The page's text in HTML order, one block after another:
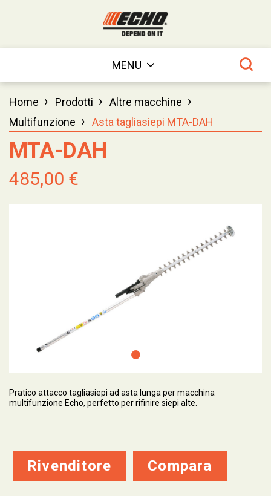
MENU
Home › Prodotti › Altre macchine ›
Multifunzione › Asta tagliasiepi MTA-DAH
MTA-DAH
485,00 €
Pratico attacco tagliasiepi ad asta lunga per macchina
multifunzione Echo, perfetto per rifinire siepi alte.
Rivenditore Compara